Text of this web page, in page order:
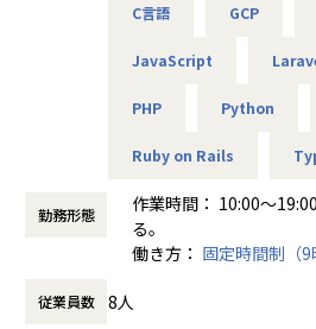
■チームの紹介
の整備・運用やデータマートの構築、
・現在は体制の整備・運用基盤の安定
環境づくりに注力しています。
・社内のデータの民主化をさらに進め
に対する戦略的な意思決定を支えるデ
【業務の変更の範囲】
会社の規定に準ずる
あなたが関わるプロジェクトは、
非認知能力（忍耐力・協調性・批判的
的な教育サービス
AIによる学習データ分析と個別最適化
生成AIでパーソナライズされた学習コ
リアルタイムフィードバックシステム
C言語 GCP
JavaScript
PHP Python
Ruby on Rails
勤務形態
作業時間： 10:00〜
る。
働き方： 固定時間制（
時間外労働の有無： 有
従業員数 8人